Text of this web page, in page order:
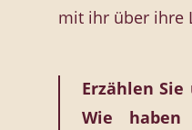
mit ihr über ihre
Erzählen
Wie haben